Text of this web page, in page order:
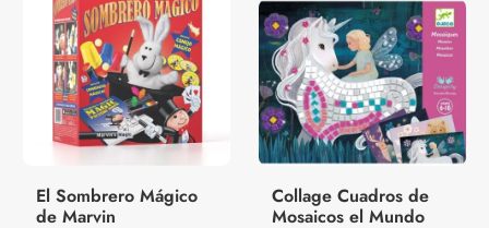
El Sombrero Mágico
de Marvin
Collage Cuadros de
Mosaicos el Mundo